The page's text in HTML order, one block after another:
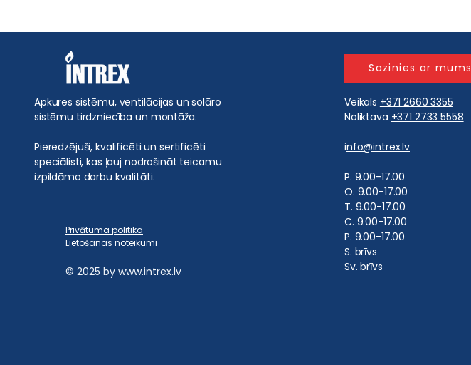
Apkures sistēmu, ventilācijas un solāro
sistēmu tirdzniecība un montāža.
Pieredzējuši, kvalificēti un sertificēti
speciālisti, kas ļauj nodrošināt teicamu
izpildāmo darbu kvalitāti.
Privātuma politika
Lietošanas noteikumi
© 2025 by www.intrex.lv
Sazinies ar mums
Veikals +371 2660 3355
Noliktava +371 2733 5558
info@intrex.lv
​P. 9.00-17.00
O. 9.00-17.00
T. 9.00-17.00
C. 9.00-17.00
P. 9.00-17.00
S. brīvs
Sv. brīvs